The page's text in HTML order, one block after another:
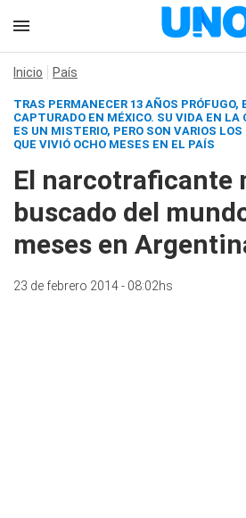
Inicio País
TRAS PERMANECER 13 AÑOS
CAPTURADO EN MÉXICO. SU VIDA EN
ES UN MISTERIO, PERO SON VARIOS
QUE VIVIÓ OCHO MESES EN EL PAÍS
El narcotraficante
buscado del
meses en
23 de febrero 2014 - 08:02hs